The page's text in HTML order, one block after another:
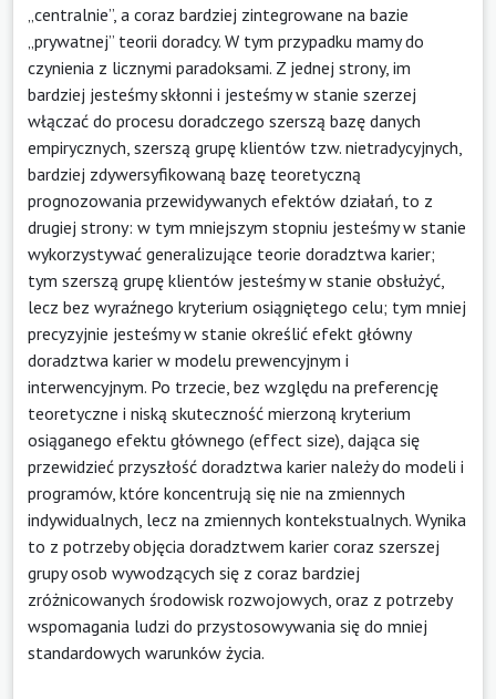
„centralnie”, a coraz bardziej zintegrowane na bazie
„prywatnej” teorii doradcy. W tym przypadku mamy do
czynienia z licznymi paradoksami. Z jednej strony, im
bardziej jesteśmy skłonni i jesteśmy w stanie szerzej
włączać do procesu doradczego szerszą bazę danych
empirycznych, szerszą grupę klientów tzw. nietradycyjnych,
bardziej zdywersyfikowaną bazę teoretyczną
prognozowania przewidywanych efektów działań, to z
drugiej strony: w tym mniejszym stopniu jesteśmy w stanie
wykorzystywać generalizujące teorie doradztwa karier;
tym szerszą grupę klientów jesteśmy w stanie obsłużyć,
lecz bez wyraźnego kryterium osiągniętego celu; tym mniej
precyzyjnie jesteśmy w stanie określić efekt główny
doradztwa karier w modelu prewencyjnym i
interwencyjnym. Po trzecie, bez względu na preferencję
teoretyczne i niską skuteczność mierzoną kryterium
osiąganego efektu głównego (effect size), dająca się
przewidzieć przyszłość doradztwa karier należy do modeli i
programów, które koncentrują się nie na zmiennych
indywidualnych, lecz na zmiennych kontekstualnych. Wynika
to z potrzeby objęcia doradztwem karier coraz szerszej
grupy osob wywodzących się z coraz bardziej
zróżnicowanych środowisk rozwojowych, oraz z potrzeby
wspomagania ludzi do przystosowywania się do mniej
standardowych warunków życia.